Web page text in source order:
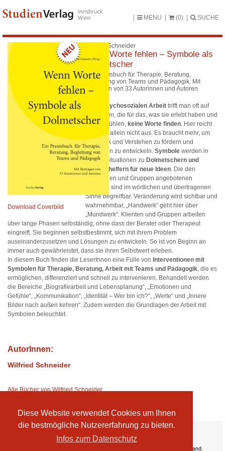
Diese Website verwendet Cookies um Ihnen
die bestmögliche Nutzererfahrung zu bieten.
Infos zum Datenschutz
MENU (0) SUCHE
Download Coverbild
Wilfried Schneider
Wenn Worte fehlen – Symbole als
Dolmetscher
Ein Praxisbuch für Therapie, Beratung,
Begleitung von Teams und Pädagogik. Mit
Beiträgen von 33 Autorinnen und Autoren
psychosozialen Arbeit trifft man oft auf
Menschen, die für das, was sie erlebt haben und
was sie fühlen, keine Worte finden. Hier reicht
Sprache allein nicht aus. Es braucht mehr, um
Ausdruck und Verstehen zu fördern und
Lösungen zu entwickeln. Symbole werden in
diesen Situationen zu Dolmetschern und
Geburtshelfern für neue Ideen. Die den
KlientInnen und Gruppen angebotenen
Symbole sind im wörtlichen und übertragenen
Sinne begreifbar. Veränderung wird sichtbar und
wahrnehmbar, „Handwerk“ geht hier über
„Mundwerk“. Klienten und Gruppen arbeiten
über lange Phasen selbständig, ohne dass der Berater oder Therapeut
eingreift. Sie beginnen selbstbestimmt, sich mit ihrem Problem
auseinanderzusetzen und Lösungen zu entwickeln. So ist von Beginn an
immer auch gewährleistet, dass sie ihren Selbstwert erleben.
In diesem Buch finden die LeserInnen eine Fülle von Interventionen mit
Symbolen für Therapie, Beratung, Arbeit mit Teams und Pädagogik, die es
ermöglichen, differenziert und schnell zu intervenieren. Behandelt werden
die Bereiche „Biografiearbeit und Lebensplanung“, „Emotionen und
Gefühle“, „Kommunikation“, „Identität – Wer bin ich?“, „Werte“ und „Innere
Bilder nach außen kehren“. Zudem werden die Grundlagen der Arbeit mit
Symbolen beleuchtet.
AutorInnen:
Wilfried Schneider
Alle Bücher von Wilfried Schneider
Wir liefern kostenlos ab EUR 50,- Bestellwert nach Österreich und Deutschland.